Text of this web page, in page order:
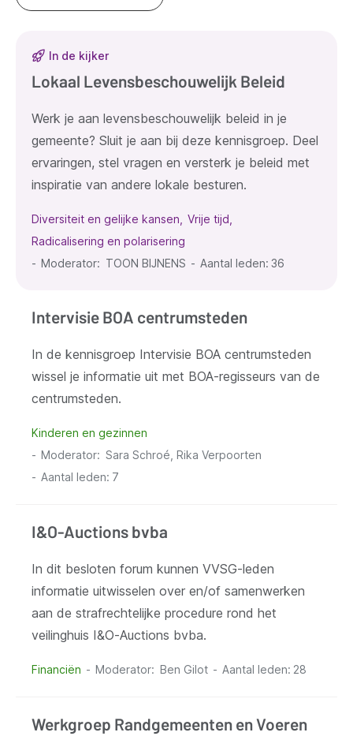
Resultaten
In de kijker
Lokaal Levensbeschouwelijk Beleid
Werk je aan levensbeschouwelijk beleid in je
gemeente? Sluit je aan bij deze kennisgroep. Deel
ervaringen, stel vragen en versterk je beleid met
inspiratie van andere lokale besturen.
Diversiteit en gelijke kansen
Vrije tijd
Radicalisering en polarisering
Moderator
TOON BIJNENS Aantal leden: 36
Intervisie BOA centrumsteden
In de kennisgroep Intervisie BOA centrumsteden
wissel je informatie uit met BOA-regisseurs van de
centrumsteden.
Kinderen en gezinnen
Moderator
Sara Schroé, Rika Verpoorten
Aantal leden: 7
I&O-Auctions bvba
In dit besloten forum kunnen VVSG-leden
informatie uitwisselen over en/of samenwerken
aan de strafrechtelijke procedure rond het
veilinghuis I&O-Auctions bvba.
Financiën Moderator Ben Gilot Aantal leden: 28
Werkgroep Randgemeenten en Voeren